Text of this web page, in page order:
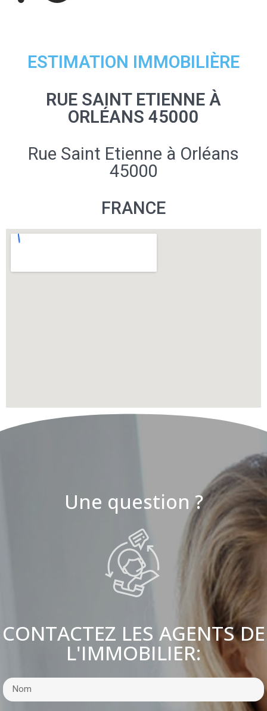
ESTIMATION IMMOBILIÈRE
RUE SAINT ETIENNE À
ORLÉANS 45000
Rue Saint Etienne à Orléans
45000
FRANCE
Une question ?
CONTACTEZ LES AGENTS DE
L'IMMOBILIER: